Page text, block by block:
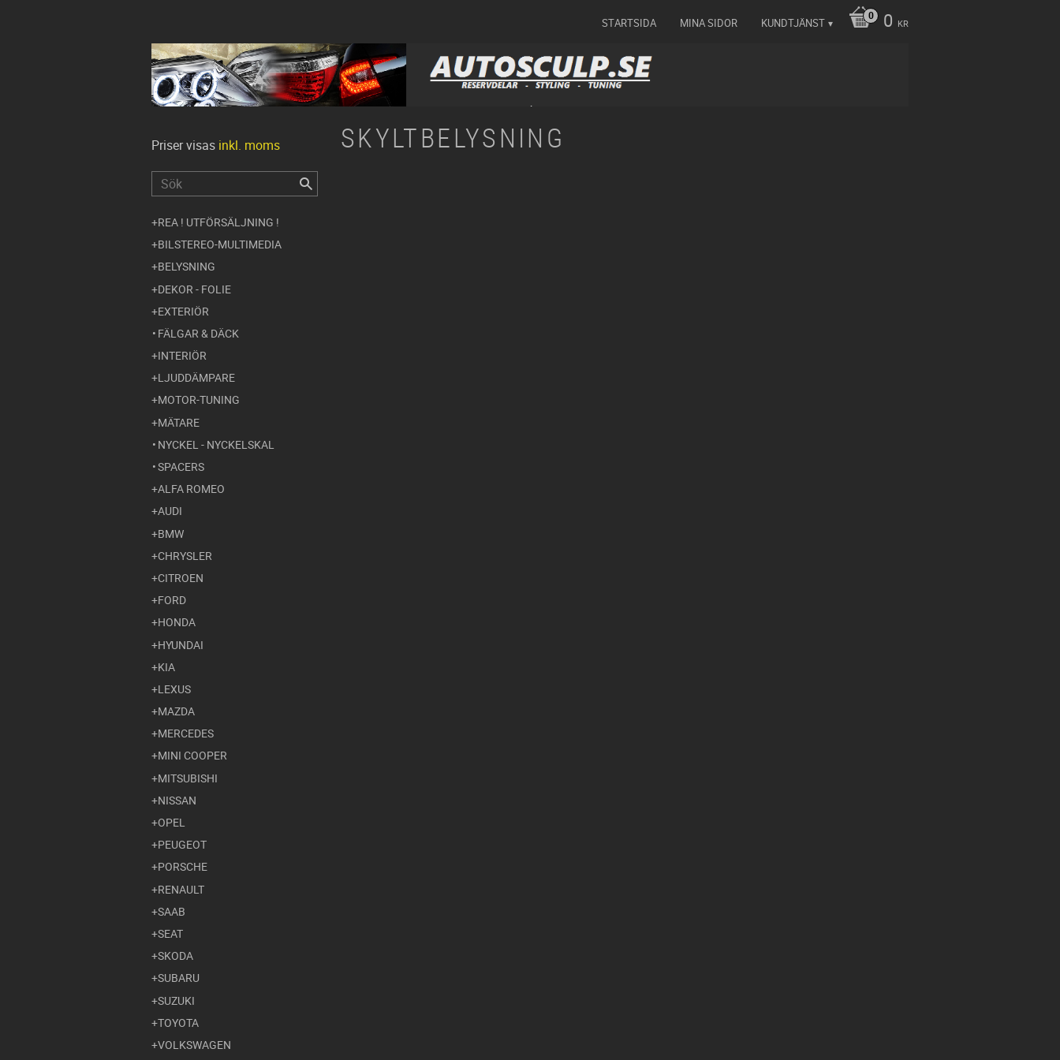
0 KR
STARTSIDA MINA SIDOR KUNDTJÄNST
SKYLTBELYSNING
Priser visas inkl. moms
REA ! UTFÖRSÄLJNING !
BILSTEREO-MULTIMEDIA
BELYSNING
DEKOR - FOLIE
EXTERIÖR
FÄLGAR & DÄCK
INTERIÖR
LJUDDÄMPARE
MOTOR-TUNING
MÄTARE
NYCKEL - NYCKELSKAL
SPACERS
ALFA ROMEO
AUDI
BMW
CHRYSLER
CITROEN
FORD
HONDA
HYUNDAI
KIA
LEXUS
MAZDA
MERCEDES
MINI COOPER
MITSUBISHI
NISSAN
OPEL
PEUGEOT
PORSCHE
RENAULT
SAAB
SEAT
SKODA
SUBARU
SUZUKI
TOYOTA
VOLKSWAGEN